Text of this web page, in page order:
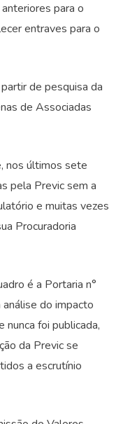
para o
entraves para o
de pesquisa da
de Associadas
nos últimos sete
pela Previc sem a
e muitas vezes
Procuradoria
é a Portaria n°
do impacto
nunca foi publicada,
da Previc se
a escrutínio